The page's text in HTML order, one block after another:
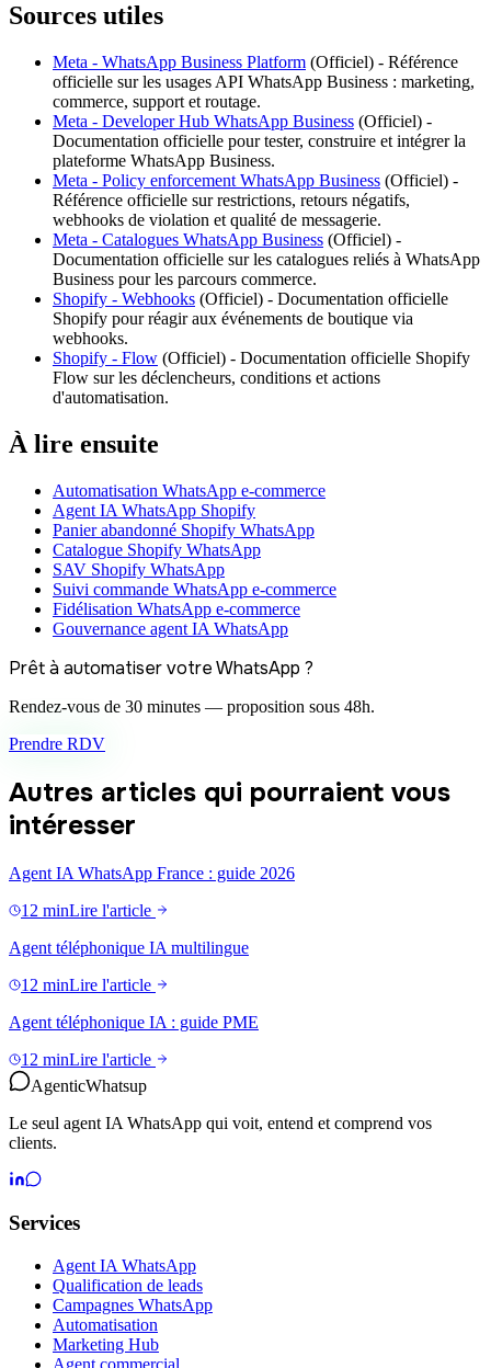
Sources utiles
Meta - WhatsApp Business Platform (Officiel) - Référence
officielle sur les usages API WhatsApp Business : marketing,
commerce, support et routage.
Meta - Developer Hub WhatsApp Business (Officiel) -
Documentation officielle pour tester, construire et intégrer la
plateforme WhatsApp Business.
Meta - Policy enforcement WhatsApp Business (Officiel) -
Référence officielle sur restrictions, retours négatifs,
webhooks de violation et qualité de messagerie.
Meta - Catalogues WhatsApp Business (Officiel) -
Documentation officielle sur les catalogues reliés à WhatsApp
Business pour les parcours commerce.
Shopify - Webhooks (Officiel) - Documentation officielle
Shopify pour réagir aux événements de boutique via
webhooks.
Shopify - Flow (Officiel) - Documentation officielle Shopify
Flow sur les déclencheurs, conditions et actions
d'automatisation.
À lire ensuite
Automatisation WhatsApp e-commerce
Agent IA WhatsApp Shopify
Panier abandonné Shopify WhatsApp
Catalogue Shopify WhatsApp
SAV Shopify WhatsApp
Suivi commande WhatsApp e-commerce
Fidélisation WhatsApp e-commerce
Gouvernance agent IA WhatsApp
Prêt à automatiser votre WhatsApp ?
Rendez-vous de 30 minutes — proposition sous 48h.
Prendre RDV
Autres articles qui pourraient vous
intéresser
Agent IA WhatsApp France : guide 2026
12 minLire l'article
Agent téléphonique IA multilingue
12 minLire l'article
Agent téléphonique IA : guide PME
12 minLire l'article
AgenticWhatsup
Le seul agent IA WhatsApp qui voit, entend et comprend vos
clients.
Services
Agent IA WhatsApp
Qualification de leads
Campagnes WhatsApp
Automatisation
Marketing Hub
Agent commercial